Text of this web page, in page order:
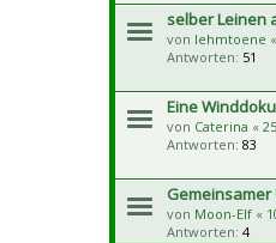
selber Leinen
von lehmtoene «
Antworten: 51
Eine
von Caterina «
Antworten: 83
Gemeinsamer
von Moon-Elf «
Antworten: 4